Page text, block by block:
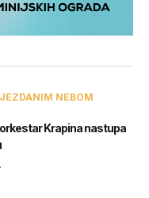
NEBOM
Krapina nastupa